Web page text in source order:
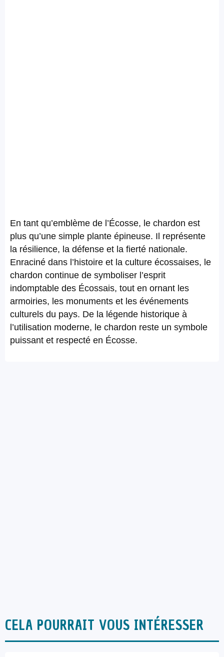
En tant qu’emblème de l’Écosse, le chardon est
plus qu’une simple plante épineuse. Il représente
la résilience, la défense et la fierté nationale.
Enraciné dans l’histoire et la culture écossaises, le
chardon continue de symboliser l’esprit
indomptable des Écossais, tout en ornant les
armoiries, les monuments et les événements
culturels du pays. De la légende historique à
l’utilisation moderne, le chardon reste un symbole
puissant et respecté en Écosse.
CELA POURRAIT VOUS INTÉRESSER